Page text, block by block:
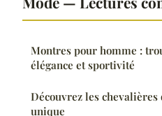
Montres pour homme :
élégance et sportivité
Découvrez les
unique